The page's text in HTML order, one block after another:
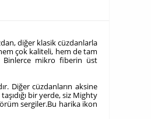
diğer klasik cüzdanlarla
çok kaliteli, hem de tam
mikro fiberin üst
Diğer cüzdanların aksine
bir yerde, siz Mighty
sergiler.Bu harika ikon